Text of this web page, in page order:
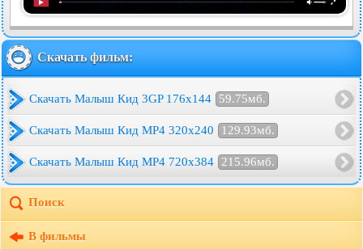
Скачать фильм:
Скачать Малыш Кид 3GP 176x144 59.75мб.
Скачать Малыш Кид MP4 320x240 129.93мб.
Скачать Малыш Кид MP4 720x384 215.96мб.
Поиск
В фильмы